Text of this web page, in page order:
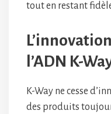
tout en restant
l’ADN K-
K-Way ne cesse
des produits